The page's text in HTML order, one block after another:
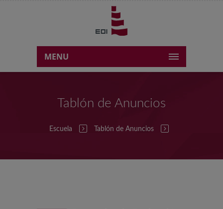
MENU
Tablón de Anuncios
Escuela Tablón de Anuncios